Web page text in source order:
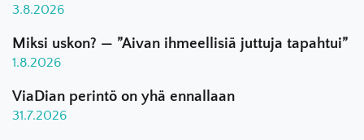
3.8.2026
Miksi uskon? — ”Aivan ihmeellisiä juttuja tapahtui”
1.8.2026
ViaDian perintö on yhä ennallaan
31.7.2026